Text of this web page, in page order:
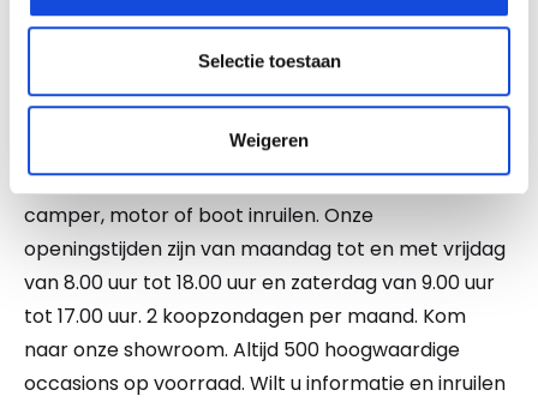
Selectie toestaan
Weigeren
afleverpakketten, dan weet u zeker dat u een auto
koopt waar zorg aan besteed is. Wij bieden u de
wel of geen inruil. Vraag naar de mogelijkheden!
NATIONALE AUTOPAS EN ONDERHOUDSHISTORIE
AANWEZIG. Ook kunt u bij ons uw auto, caravan,
camper, motor of boot inruilen. Onze
openingstijden zijn van maandag tot en met vrijdag
van 8.00 uur tot 18.00 uur en zaterdag van 9.00 uur
tot 17.00 uur. 2 koopzondagen per maand. Kom
naar onze showroom. Altijd 500 hoogwaardige
occasions op voorraad. Wilt u informatie en inruilen